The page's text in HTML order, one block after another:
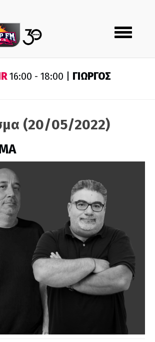
Toggle
navigation
16:00 - 18:00 | ΓΙΩΡΓΟΣ
(20/05/2022)